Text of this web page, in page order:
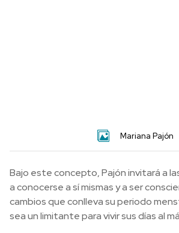
Mariana Pajón
Bajo este concepto, Pajón invitará a
a conocerse a sí mismas y a ser
cambios que conlleva su periodo
sea un limitante para vivir sus días al